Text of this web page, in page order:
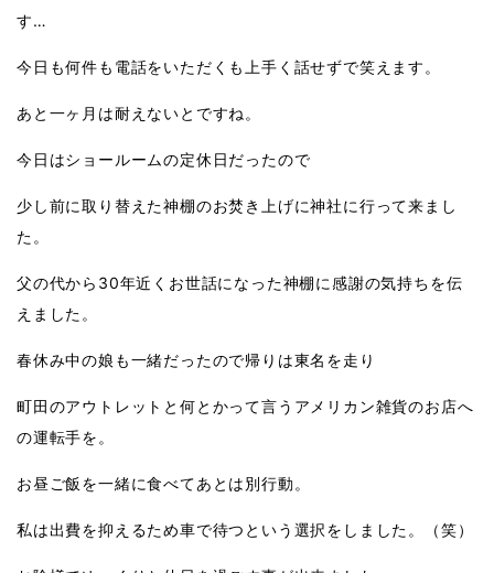
す…
今日も何件も電話をいただくも上手く話せずで笑えます。
あと一ヶ月は耐えないとですね。
今日はショールームの定休日だったので
少し前に取り替えた神棚のお焚き上げに神社に行って来まし
た。
父の代から30年近くお世話になった神棚に感謝の気持ちを伝
えました。
春休み中の娘も一緒だったので帰りは東名を走り
町田のアウトレットと何とかって言うアメリカン雑貨のお店へ
の運転手を。
お昼ご飯を一緒に食べてあとは別行動。
私は出費を抑えるため車で待つという選択をしました。（笑）